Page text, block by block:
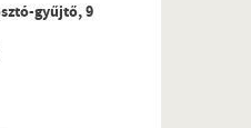
gyűjtő, 9